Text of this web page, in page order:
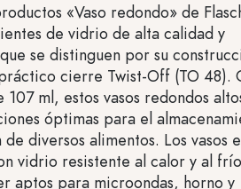
«Vaso redondo» de
de vidrio de alta calidad y
se distinguen por su
cierre Twist-Off (TO 48).
ml, estos vasos redondos
óptimas para el
diversos alimentos. Los vasos
vidrio resistente al calor y al
aptos para microondas, horno y